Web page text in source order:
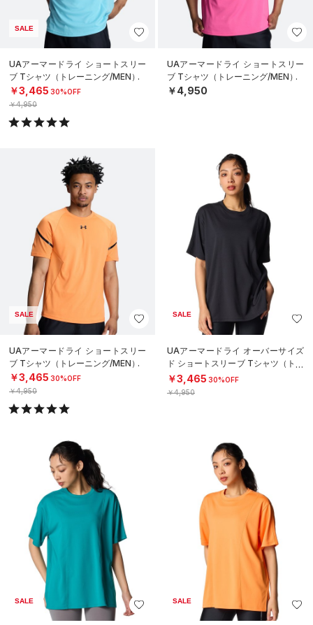
SALE
UAアーマードライ ショートスリー
ブ Tシャツ（トレーニング/MEN）
￥3,465 30%OFF
￥4,950
UAアーマードライ ショートスリー
ブ Tシャツ（トレーニング/MEN）
￥4,950
SALE
UAアーマードライ ショートスリー
ブ Tシャツ（トレーニング/MEN）
￥3,465 30%OFF
￥4,950
SALE
UAアーマードライ オーバーサイズ
ド ショートスリーブ Tシャツ（トレ
ーニング/WOMEN）
￥3,465 30%OFF
￥4,950
SALE SALE